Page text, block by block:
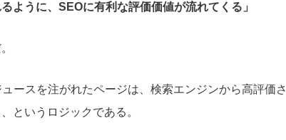
ように、SEOに有利な評価価値が流れてくる」
ースを注がれたページは、検索エンジンから高評価さ
というロジックである。